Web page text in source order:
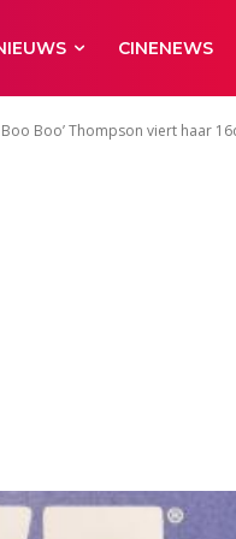
CINENEWS
Boo Boo’ Thompson viert haar